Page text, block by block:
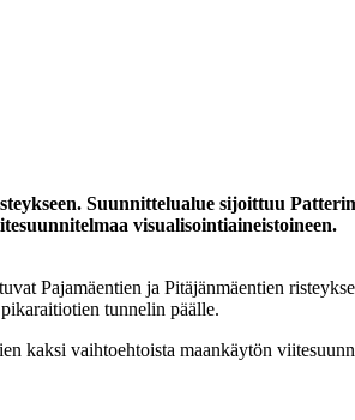
Suunnittelualue sijoittuu
visualisointiaineistoineen.
Pajamäentien ja Pitäjänmäentien
tunnelin päälle.
kaksi vaihtoehtoista maankäytön